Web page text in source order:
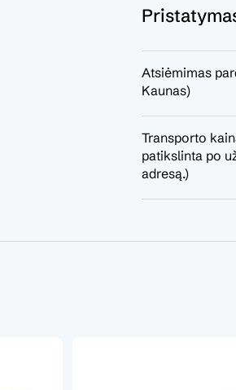
Atsiėmimas
Kaunas)
Transporto
patikslinta po
adresą.)